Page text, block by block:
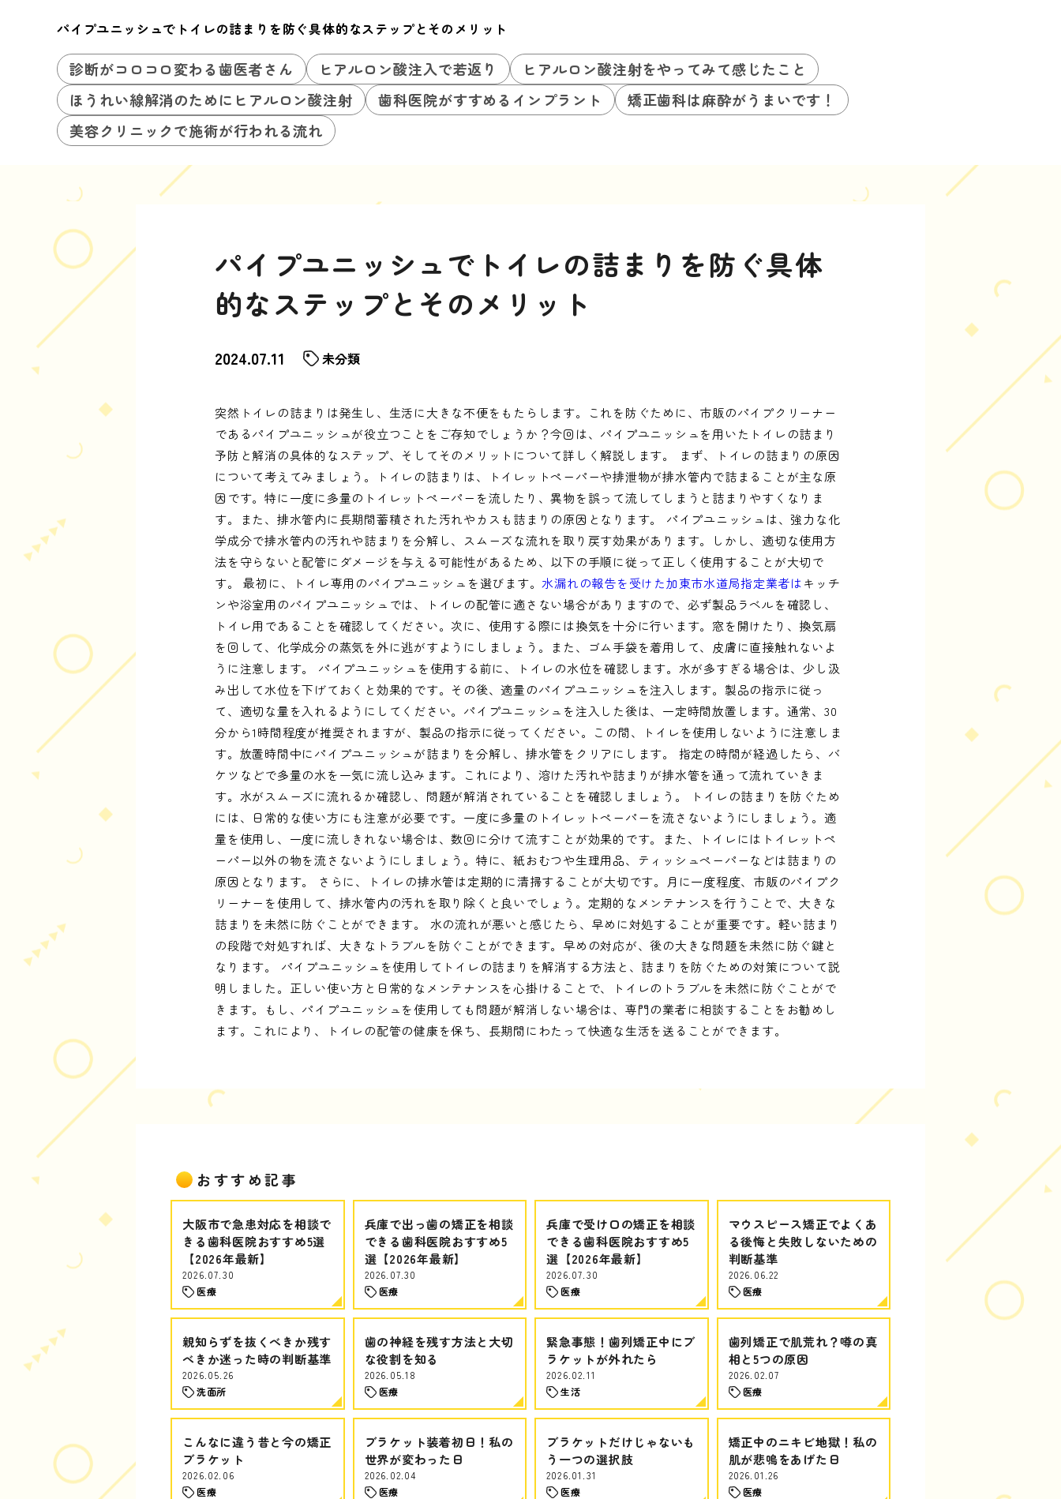
パイプユニッシュでトイレの詰まりを防ぐ具体的なステップとそのメリット
診断がコロコロ変わる歯医者さん ヒアルロン酸注入で若返り
ヒアルロン酸注射をやってみて感じたこと
ほうれい線解消のためにヒアルロン酸注射
歯科医院がすすめるインプラント
矯正歯科は麻酔がうまいです！
美容クリニックで施術が行われる流れ
パイプユニッシュでトイレの詰まりを防ぐ具体
的なステップとそのメリット
2024.07.11 未分類
突然トイレの詰まりは発生し、生活に大きな不便をもたらします。これを防ぐために、市販のパイプクリーナー
であるパイプユニッシュが役立つことをご存知でしょうか？今回は、パイプユニッシュを用いたトイレの詰まり
予防と解消の具体的なステップ、そしてそのメリットについて詳しく解説します。 まず、トイレの詰まりの原因
について考えてみましょう。トイレの詰まりは、トイレットペーパーや排泄物が排水管内で詰まることが主な原
因です。特に一度に多量のトイレットペーパーを流したり、異物を誤って流してしまうと詰まりやすくなりま
す。また、排水管内に長期間蓄積された汚れやカスも詰まりの原因となります。 パイプユニッシュは、強力な化
学成分で排水管内の汚れや詰まりを分解し、スムーズな流れを取り戻す効果があります。しかし、適切な使用方
法を守らないと配管にダメージを与える可能性があるため、以下の手順に従って正しく使用することが大切で
す。 最初に、トイレ専用のパイプユニッシュを選びます。水漏れの報告を受けた加東市水道局指定業者はキッチ
ンや浴室用のパイプユニッシュでは、トイレの配管に適さない場合がありますので、必ず製品ラベルを確認し、
トイレ用であることを確認してください。次に、使用する際には換気を十分に行います。窓を開けたり、換気扇
を回して、化学成分の蒸気を外に逃がすようにしましょう。また、ゴム手袋を着用して、皮膚に直接触れないよ
うに注意します。 パイプユニッシュを使用する前に、トイレの水位を確認します。水が多すぎる場合は、少し汲
み出して水位を下げておくと効果的です。その後、適量のパイプユニッシュを注入します。製品の指示に従っ
て、適切な量を入れるようにしてください。パイプユニッシュを注入した後は、一定時間放置します。通常、30
分から1時間程度が推奨されますが、製品の指示に従ってください。この間、トイレを使用しないように注意しま
す。放置時間中にパイプユニッシュが詰まりを分解し、排水管をクリアにします。 指定の時間が経過したら、バ
ケツなどで多量の水を一気に流し込みます。これにより、溶けた汚れや詰まりが排水管を通って流れていきま
す。水がスムーズに流れるか確認し、問題が解消されていることを確認しましょう。 トイレの詰まりを防ぐため
には、日常的な使い方にも注意が必要です。一度に多量のトイレットペーパーを流さないようにしましょう。適
量を使用し、一度に流しきれない場合は、数回に分けて流すことが効果的です。また、トイレにはトイレットペ
ーパー以外の物を流さないようにしましょう。特に、紙おむつや生理用品、ティッシュペーパーなどは詰まりの
原因となります。 さらに、トイレの排水管は定期的に清掃することが大切です。月に一度程度、市販のパイプク
リーナーを使用して、排水管内の汚れを取り除くと良いでしょう。定期的なメンテナンスを行うことで、大きな
詰まりを未然に防ぐことができます。 水の流れが悪いと感じたら、早めに対処することが重要です。軽い詰まり
の段階で対処すれば、大きなトラブルを防ぐことができます。早めの対応が、後の大きな問題を未然に防ぐ鍵と
なります。 パイプユニッシュを使用してトイレの詰まりを解消する方法と、詰まりを防ぐための対策について説
明しました。正しい使い方と日常的なメンテナンスを心掛けることで、トイレのトラブルを未然に防ぐことがで
きます。もし、パイプユニッシュを使用しても問題が解消しない場合は、専門の業者に相談することをお勧めし
ます。これにより、トイレの配管の健康を保ち、長期間にわたって快適な生活を送ることができます。
おすすめ記事
大阪市で急患対応を相談で
きる歯科医院おすすめ5選
【2026年最新】
2026.07.30
医療
兵庫で出っ歯の矯正を相談
できる歯科医院おすすめ5
選【2026年最新】
2026.07.30
医療
兵庫で受け口の矯正を相談
できる歯科医院おすすめ5
選【2026年最新】
2026.07.30
医療
マウスピース矯正でよくあ
る後悔と失敗しないための
判断基準
2026.06.22
医療
親知らずを抜くべきか残す
べきか迷った時の判断基準
2026.05.26
洗面所
歯の神経を残す方法と大切
な役割を知る
2026.05.18
医療
緊急事態！歯列矯正中にブ
ラケットが外れたら
2026.02.11
生活
歯列矯正で肌荒れ？噂の真
相と5つの原因
2026.02.07
医療
こんなに違う昔と今の矯正
ブラケット
2026.02.06
医療
ブラケット装着初日！私の
世界が変わった日
2026.02.04
医療
ブラケットだけじゃないも
う一つの選択肢
2026.01.31
医療
矯正中のニキビ地獄！私の
肌が悲鳴をあげた日
2026.01.26
医療